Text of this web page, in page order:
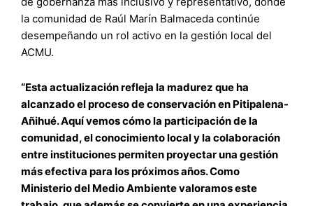
la comunidad de Raúl Marín Balmaceda continúe
desempeñando un rol activo en la gestión local del
ACMU.
“Esta actualización refleja la madurez que ha
alcanzado el proceso de conservación en Pitipalena-
Añihué. Aquí vemos cómo la participación de la
comunidad, el conocimiento local y la colaboración
entre instituciones permiten proyectar una gestión
más efectiva para los próximos años. Como
Ministerio del Medio Ambiente valoramos este